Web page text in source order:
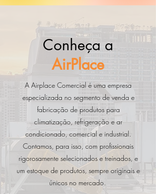
Conheça a
AirPlace
A Airplace Comercial é uma empresa
especializada no segmento de venda e
fabricação de produtos para
climatização, refrigeração e ar
condicionado, comercial e industrial.
Contamos, para isso, com profissionais
rigorosamente selecionados e treinados, e
um estoque de produtos, sempre originais e
únicos no mercado.